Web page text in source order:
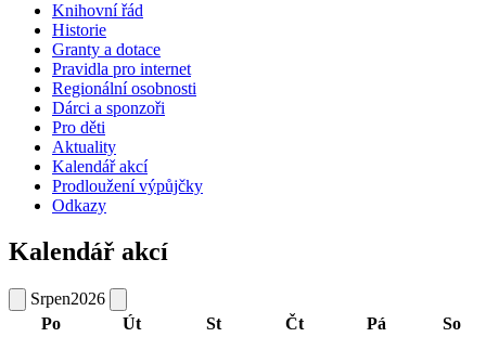
Knihovní řád
Historie
Granty a dotace
Pravidla pro internet
Regionální osobnosti
Dárci a sponzoři
Pro děti
Aktuality
Kalendář akcí
Prodloužení výpůjčky
Odkazy
Kalendář akcí
Srpen2026
Po
Út St Čt Pá
So